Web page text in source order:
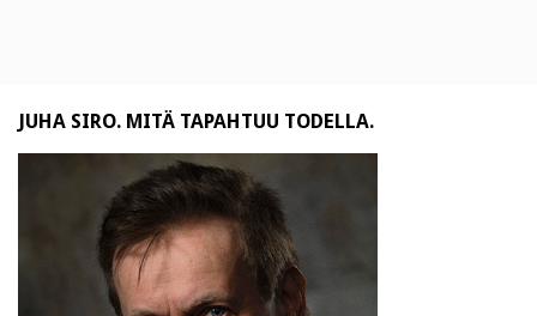
JUHA SIRO. MITÄ TAPAHTUU TODELLA.